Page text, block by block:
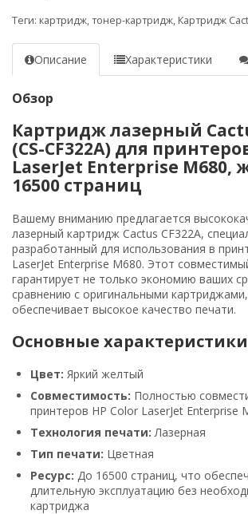
Теги: картридж,тонер-картридж, Картридж
Описание Характеристики
Обзор
Картридж лазерный
(CS-CF322A) для
LaserJet Enterprise M680,
16500 страниц
Вашему вниманию предлагается
лазерный картридж Cactus CF322A,
разработанный для использования в
LaserJet Enterprise M680. Этот
гарантирует не только экономию ваших
сравнению с оригинальными
обеспечивает высокое качество печати.
Основные
Цвет: Яркий желтый
Совместимость: Полностью
принтеров HP Color LaserJet Enterprise
Технология печати: Лазерная
Тип печати: Цветная
Ресурс: До 16500 страниц, что
длительную эксплуатацию без
картриджа